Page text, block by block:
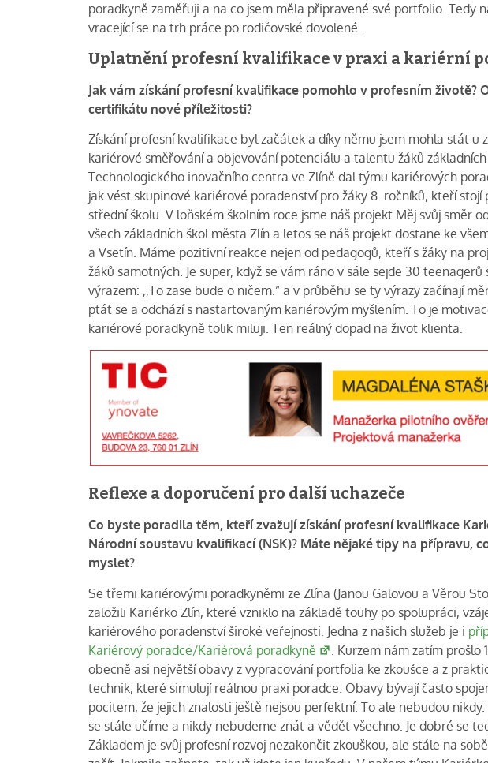
poradkyně zaměřuji a na co jsem měla připravené své portfolio. Tedy
vracející se na trh práce po rodičovské dovolené.
Uplatnění profesní kvalifikace v praxi a kariérní
Jak vám získání profesní kvalifikace pomohlo v profesním životě?
certifikátu nové příležitosti?
Získání profesní kvalifikace byl začátek a díky němu jsem mohla stát u
kariérové směřování a objevování potenciálu a talentu žáků základních
Technologického inovačního centra ve Zlíně dal týmu kariérových
jak vést skupinové kariérové poradenství pro žáky 8. ročníků, kteří
střední školu. V loňském školním roce jsme náš projekt Měj svůj směr
všech základních škol města Zlín a letos se náš projekt dostane ke
a Vsetín. Máme pozitivní reakce nejen od pedagogů, kteří s žáky na
žáků samotných. Je super, když se vám ráno v sále sejde 30
výrazem: ,,To zase bude o ničem.” a v průběhu se ty výrazy začínají
ptát se a odchází s nastartovaným kariérovým myšlením. To je
kariérové poradkyně tolik miluji. Ten reálný dopad na život klienta.
Reflexe a doporučení pro další uchazeče
Co byste poradila těm, kteří zvažují získání profesní kvalifikace
Národní soustavu kvalifikací (NSK)? Máte nějaké tipy na přípravu,
myslet?
Se třemi kariérovými poradkyněmi ze Zlína (Janou Galovou a Věrou
založili Kariérko Zlín, které vzniklo na základě touhy po spolupráci,
kariérového poradenství široké veřejnosti. Jedna z našich služeb je i
Kariérový poradce/Kariérová poradkyně
. Kurzem nám zatím
obecně asi největší obavy z vypracování portfolia ke zkoušce a z
technik, které simulují reálnou praxi poradce. Obavy bývají často
pocitem, že jejich znalosti ještě nejsou perfektní. To ale nebudou
se stále učíme a nikdy nebudeme znát a vědět všechno. Je dobré se
Základem je svůj profesní rozvoj nezakončit zkouškou, ale stále na